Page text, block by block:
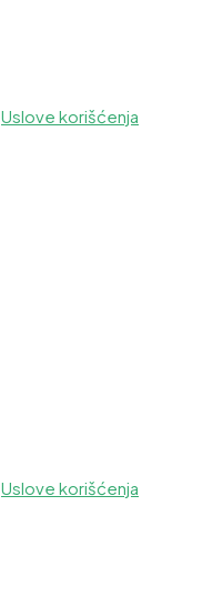
Uslove korišćenja
Uslove korišćenja